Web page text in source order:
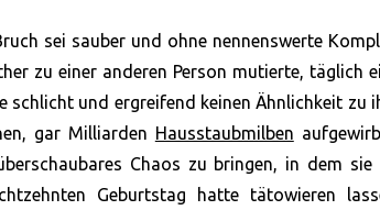
sei sauber und ohne nennenswerte
zu einer anderen Person mutierte, täglich
schlicht und ergreifend keinen Ähnlichkeit
gar Milliarden Hausstaubmilben
Chaos zu bringen, in dem
Geburtstag hatte tätowieren